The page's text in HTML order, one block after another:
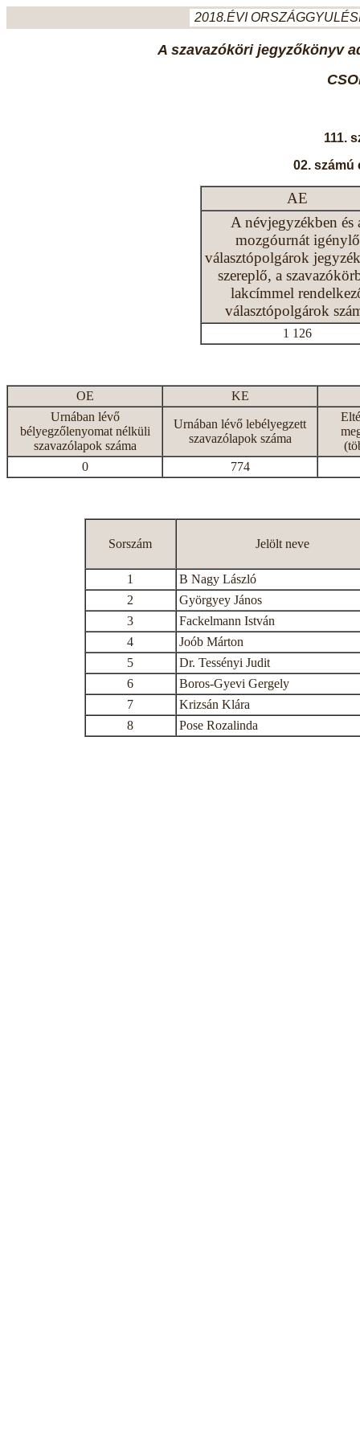
2018.ÉVI
A szavazóköri jegyzőkönyv
111.
02. számú
AE
A névjegyzékben és
mozgóurnát igénylő
választópolgárok
szereplő, a
lakcímmel
választópolgárok
1 126
OE
KE
Urnában lévő
bélyegzőlenyomat nélküli
szavazólapok száma
Urnában lévő lebélyegzett
szavazólapok száma
0
774
Sorszám Jelölt neve
1
B Nagy László
2
Györgyey János
3
Fackelmann István
4
Joób Márton
5
Dr. Tessényi Judit
6
Boros-Gyevi Gergely
7
Krizsán Klára
8
Pose Rozalinda